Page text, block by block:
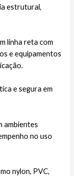
estrutural,
linha reta com
e equipamentos
e segura em
ambientes
no uso
nylon, PVC,